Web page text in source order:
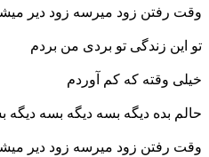
وقت رفتن زود میرسه زود دیر
تو این زندگی تو بردی من بردم
خیلی وقته که کم آوردم
حالم بده دیگه بسه دیگه بسه دیگه
وقت رفتن زود میرسه زود دیر